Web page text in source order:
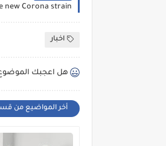
اخبار
هل اعجبك
أخر المواضيع من